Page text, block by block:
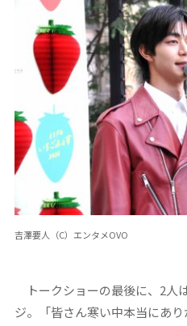
吉澤要人（C）エンタメOVO
トークショーの最後に、2人
ジ。「皆さん寒い中本当にあ